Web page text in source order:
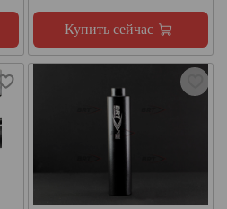
Купить сейчас